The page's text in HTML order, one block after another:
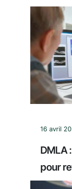
16 avril
DMLA
pour